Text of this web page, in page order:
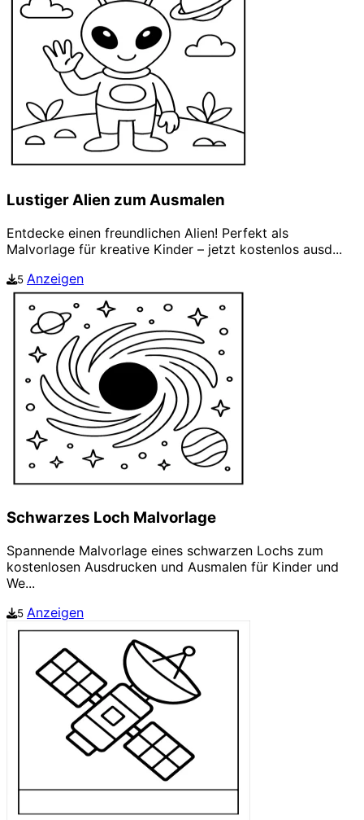
Lustiger Alien zum Ausmalen
Entdecke einen freundlichen Alien! Perfekt als
Malvorlage für kreative Kinder – jetzt kostenlos ausd...
5 Anzeigen
Schwarzes Loch Malvorlage
Spannende Malvorlage eines schwarzen Lochs zum
kostenlosen Ausdrucken und Ausmalen für Kinder und
We...
5 Anzeigen